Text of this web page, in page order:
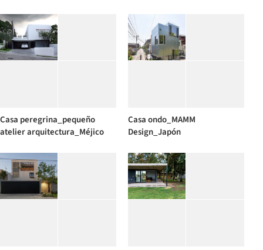
Casa peregrina_pequeño
atelier arquitectura_Méjico
Casa ondo_MAMM
Design_Japón